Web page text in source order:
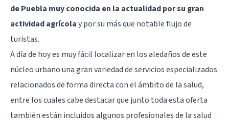
de Puebla muy conocida en la actualidad por su gran
actividad agrícolay por su más que notable flujo de
turistas.
A día de hoy es muy fácil localizar en los aledaños de este
núcleo urbano una gran variedad de servicios especializados
relacionados de forma directa con el ámbito de la salud,
entre los cuales cabe destacar que junto toda esta oferta
también están incluidos algunos profesionales de la salud